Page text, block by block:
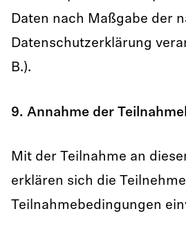
Daten nach Maßgabe der
Datenschutzerklärung
B.).
9. Annahme der
Mit der Teilnahme an
erklären sich die
Teilnahmebedingungen